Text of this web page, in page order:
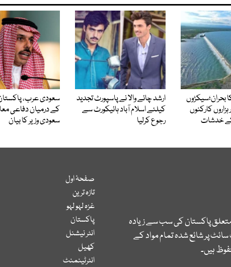
بحران؛سیکڑوں
کارکنوں
کے خدشات
ارشد چائے والا نے پاسپورٹ تجدید
کیلئے اسلام آباد ہائیکورٹ سے
رجوع کرلیا
سعودی عرب، پاکستان
کے درمیان دفاعی
سعودی وزیر کا بیان
پاکستان کی سب سے زیادہ
پر شائع شدہ تمام مواد کے
ہیں۔
صفحۂ اول
تازہ ترین
غزہ لہو لہو
پاکستان
انٹر نیشنل
کھیل
انٹرٹینمنٹ